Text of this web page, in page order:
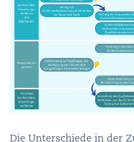
Die Unterschiede in der